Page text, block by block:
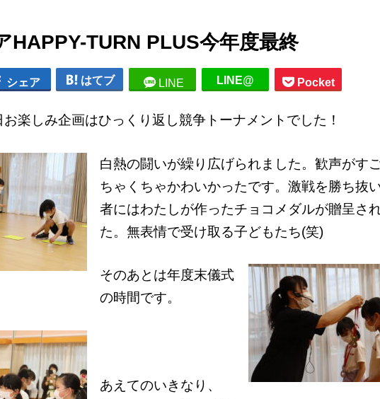
HAPPY-TURN PLUS今年度最終
シェア はてブ LINE LINE@ Pocket
楽しみ企画はひっくり返し競争トーナメントでした！
白熱の闘いが繰り広げられました。歓声がす
ちゃくちゃかわいかったです。激戦を勝ち抜
者にはわたしが作ったチョコメダルが贈呈さ
た。無表情で受け取る子どもたち(笑)
そのあとは年度末儀式
の時間です。
あえてのいきなり、